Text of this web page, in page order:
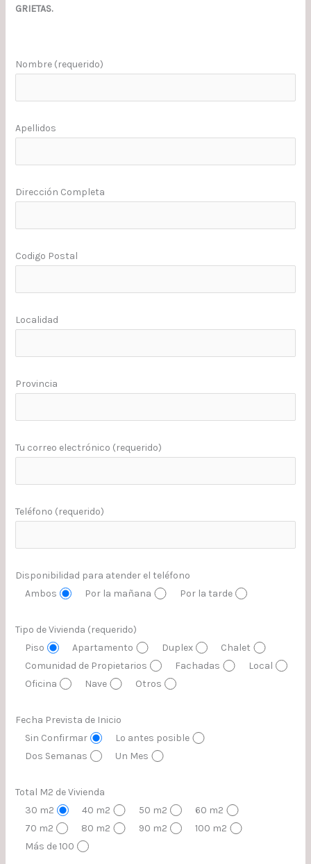
GRIETAS.
Nombre (requerido)
Apellidos
Dirección Completa
Codigo Postal
Localidad
Provincia
Tu correo electrónico (requerido)
Teléfono (requerido)
Disponibilidad para atender el teléfono
Ambos
Por la mañana Por la tarde
Tipo de Vivienda (requerido)
Piso
Apartamento Duplex
Chalet
Comunidad de Propietarios
Fachadas
Local
Oficina
Nave Otros
Fecha Prevista de Inicio
Sin Confirmar
Lo antes posible
Dos Semanas
Un Mes
Total M2 de Vivienda
30 m2
40 m2 50 m2
60 m2
70 m2
80 m2 90 m2
100 m2
Más de 100